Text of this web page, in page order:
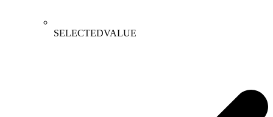
SELECTEDVALUE